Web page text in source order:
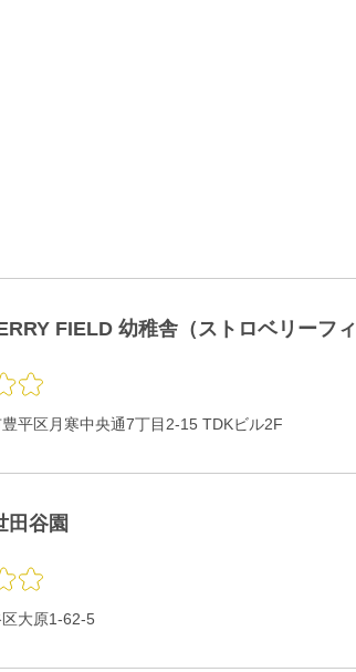
FIELD 幼稚舎（ストロベリーフィ
平区月寒中央通7丁目2-15 TDKビル2F
田谷園
大原1-62-5